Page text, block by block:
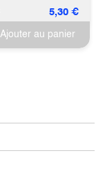
5,30€
Ajouter au panier